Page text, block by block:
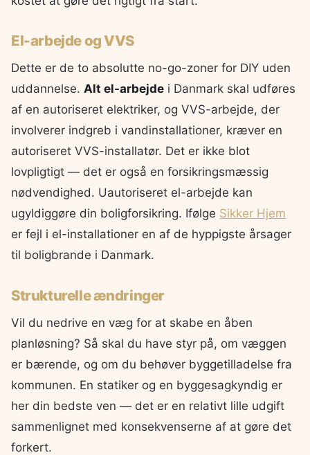
El-arbejde og VVS
Dette er de to absolutte no-go-zoner for DIY uden
uddannelse. Alt el-arbejde i Danmark skal udføres
af en autoriseret elektriker, og VVS-arbejde, der
involverer indgreb i vandinstallationer, kræver en
autoriseret VVS-installatør. Det er ikke blot
lovpligtigt — det er også en forsikringsmæssig
nødvendighed. Uautoriseret el-arbejde kan
ugyldiggøre din boligforsikring. Ifølge Sikker Hjem
er fejl i el-installationer en af de hyppigste årsager
til boligbrande i Danmark.
Strukturelle ændringer
Vil du nedrive en væg for at skabe en åben
planløsning? Så skal du have styr på, om væggen
er bærende, og om du behøver byggetilladelse fra
kommunen. En statiker og en byggesagkyndig er
her din bedste ven — det er en relativt lille udgift
sammenlignet med konsekvenserne af at gøre det
forkert.